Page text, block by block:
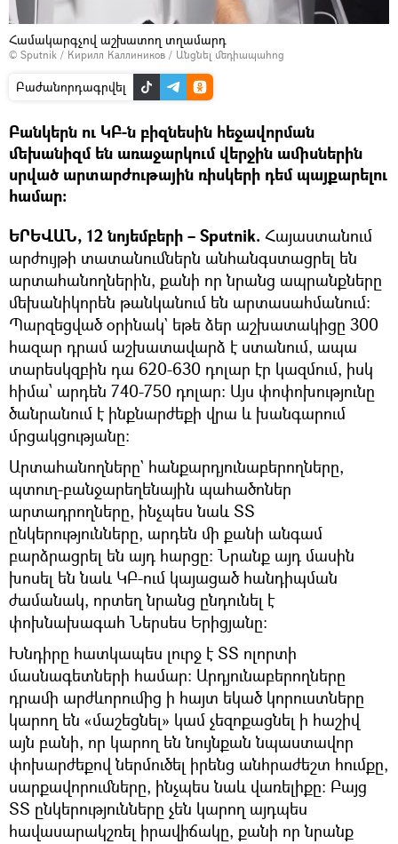
Համակարգչով աշխատող տղամարդ
© Sputnik / Кирилл Каллиников / Անցնել մեդիապահոց
Բաժանորդագրվել
Բանկերն ու ԿԲ-ն բիզնեսին հեջավորման
մեխանիզմ են առաջարկում վերջին ամիսներին
սրված արտարժութային ռիսկերի դեմ պայքարելու
համար։
ԵՐԵՎԱՆ, 12 նոյեմբերի – Sputnik. Հայաստանում
արժույթի տատանումներն անհանգստացրել են
արտահանողներին, քանի որ նրանց ապրանքները
մեխանիկորեն թանկանում են արտասահմանում։
Պարզեցված օրինակ` եթե ձեր աշխատակիցը 300
հազար դրամ աշխատավարձ է ստանում, ապա
տարեսկզբին դա 620-630 դոլար էր կազմում, իսկ
հիմա՝ արդեն 740-750 դոլար։ Այս փոփոխությունը
ծանրանում է ինքնարժեքի վրա և խանգարում
մրցակցությանը։
Արտահանողները` հանքարդյունաբերողները,
պտուղ-բանջարեղենային պահածոներ
արտադրողները, ինչպես նաև ՏՏ
ընկերությունները, արդեն մի քանի անգամ
բարձրացրել են այդ հարցը։ Նրանք այդ մասին
խոսել են նաև ԿԲ-ում կայացած հանդիպման
ժամանակ, որտեղ նրանց ընդունել է
փոխնախագահ Ներսես Երիցյանը։
Խնդիրը հատկապես լուրջ է ՏՏ ոլորտի
մասնագետների համար։ Արդյունաբերողները
դրամի արժևորումից ի հայտ եկած կորուստները
կարող են «մաշեցնել» կամ չեզոքացնել ի հաշիվ
այն բանի, որ կարող են նույնքան նպաստավոր
փոխարժեքով ներմուծել իրենց անհրաժեշտ հումքը,
սարքավորումները, ինչպես նաև վառելիքը։ Բայց
ՏՏ ընկերությունները չեն կարող այդպես
հավասարակշռել իրավիճակը, քանի որ նրանք